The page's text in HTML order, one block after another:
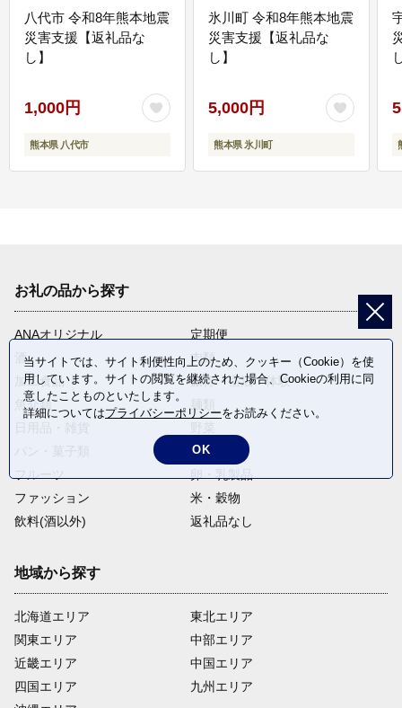
八代市 令和8年熊本地震
災害支援【返礼品な
し】
1,000円
熊本県 八代市
氷川町 令和8年熊本地震
災害支援【返礼品な
し】
5,000円
熊本県 氷川町
お礼の品から探す
ANAオリジナル
定期便
酒
肉類
加工食品
旅行・宿泊・体験
魚介類
電化製品
ファッション
米・穀物
飲料(酒以外)
返礼品なし
地域から探す
北海道エリア
関東エリア
近畿エリア
四国エリア
東北エリア
中部エリア
中国エリア
九州エリア
当サイトでは、サイト利便性向上のため、クッキー（Cookie）を使
用しています。サイトの閲覧を継続された場合、Cookieの利用に同
意したことものといたします。
詳細についてはプライバシーポリシーをお読みください。
OK